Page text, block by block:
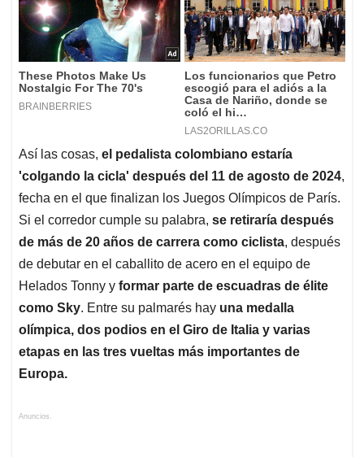
Así las cosas, el pedalista colombiano estaría
'colgando la cicla' después del 11 de agosto de 2024,
fecha en el que finalizan los Juegos Olímpicos de París.
Si el corredor cumple su palabra, se retiraría después
de más de 20 años de carrera como ciclista, después
de debutar en el caballito de acero en el equipo de
Helados Tonny y formar parte de escuadras de élite
como Sky. Entre su palmarés hay una medalla
olímpica, dos podios en el Giro de Italia y varias
etapas en las tres vueltas más importantes de
Europa.
Anuncios.